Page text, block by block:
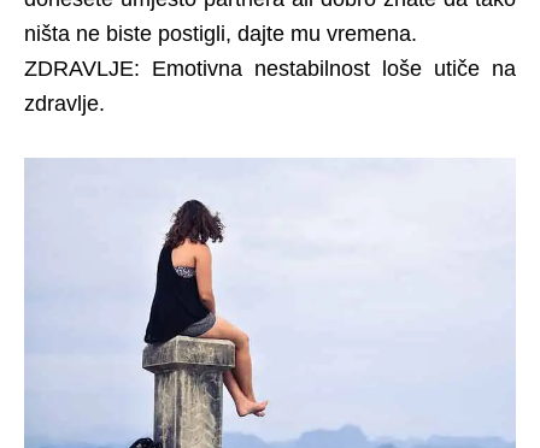
ništa ne biste postigli, dajte mu vremena.
ZDRAVLJE: Emotivna nestabilnost loše utiče na
zdravlje.